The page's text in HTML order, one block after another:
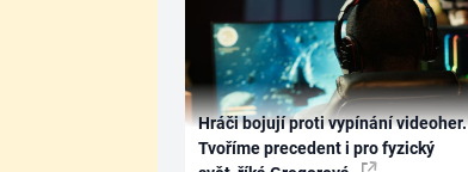
Hráči bojují proti vypínání videoher.
Tvoříme precedent i pro fyzický